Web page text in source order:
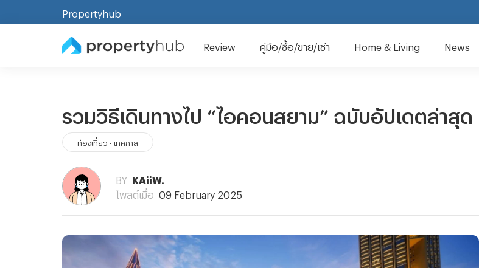
Propertyhub
Review คู่มือ/ซื้อ/ขาย/เช่า Home & Living News
รวมวิธีเดินทางไป “ไอคอนสยาม” ฉบับอัปเดตล่าสุด
ท่องเที่ยว - เทศกาล
BY
KAiiW.
โพสต์เมื่อ
09 February 2025